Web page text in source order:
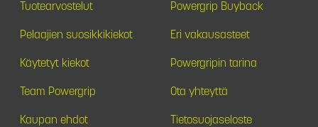
Tuotearvostelut Powergrip Buyback
Pelaajien suosikkikiekot Eri vakausasteet
Käytetyt kiekot Powergripin tarina
Team Powergrip Ota yhteyttä
Kaupan ehdot Tietosuojaseloste